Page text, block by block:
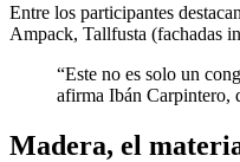
Entre los participantes
Ampack, Tallfusta (fachadas
“Este no es solo un
afirma Ibán Carpintero,
Madera, el